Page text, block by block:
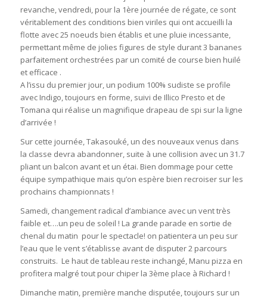
revanche, vendredi, pour la 1ère journée de régate, ce sont
véritablement des conditions bien viriles qui ont accueilli la
flotte avec 25 noeuds bien établis et une pluie incessante,
permettant même de jolies figures de style durant 3 bananes
parfaitement orchestrées par un comité de course bien huilé
et efficace .
A l’issu du premier jour, un podium 100% sudiste se profile
avec Indigo, toujours en forme, suivi de Illico Presto et de
Tomana qui réalise un magnifique drapeau de spi sur la ligne
d’arrivée !
Sur cette journée, Takasouké, un des nouveaux venus dans
la classe devra abandonner, suite à une collision avec un 31.7
pliant un balcon avant et un étai. Bien dommage pour cette
équipe sympathique mais qu’on espère bien recroiser sur les
prochains championnats !
Samedi, changement radical d’ambiance avec un vent très
faible et….un peu de soleil ! La grande parade en sortie de
chenal du matin pour le spectacle! on patientera un peu sur
l’eau que le vent s’établisse avant de disputer 2 parcours
construits. Le haut de tableau reste inchangé, Manu pizza en
profitera malgré tout pour chiper la 3ème place à Richard !
Dimanche matin, première manche disputée, toujours sur un